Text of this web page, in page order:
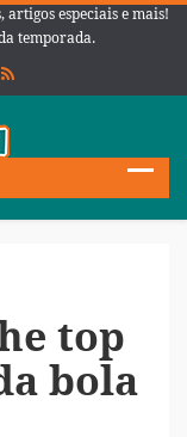
especiais e mais!
temporada.
top
bola